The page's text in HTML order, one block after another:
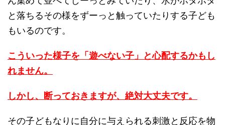
と落ちるその様をずーっと触っていたりする子ども
もいるのです。
こういった様子を「遊べない子」と心配するかもし
れません。
しかし、断っておきますが、絶対大丈夫です。
その子どもなりに自分に与えられる刺激と反応を物